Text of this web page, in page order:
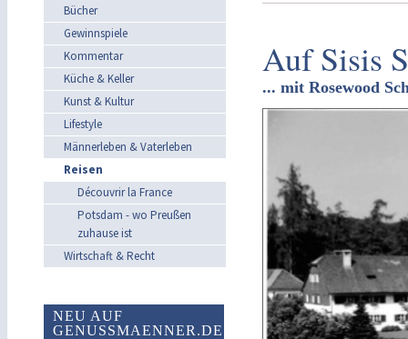
Bücher
Gewinnspiele
Kommentar
Küche & Keller
Kunst & Kultur
Lifestyle
Männerleben & Vaterleben
Reisen
Découvrir la France
Potsdam - wo Preußen
zuhause ist
Wirtschaft & Recht
NEU AUF
GENUSSMAENNER.DE
Auf Sisis
... mit Rosewood